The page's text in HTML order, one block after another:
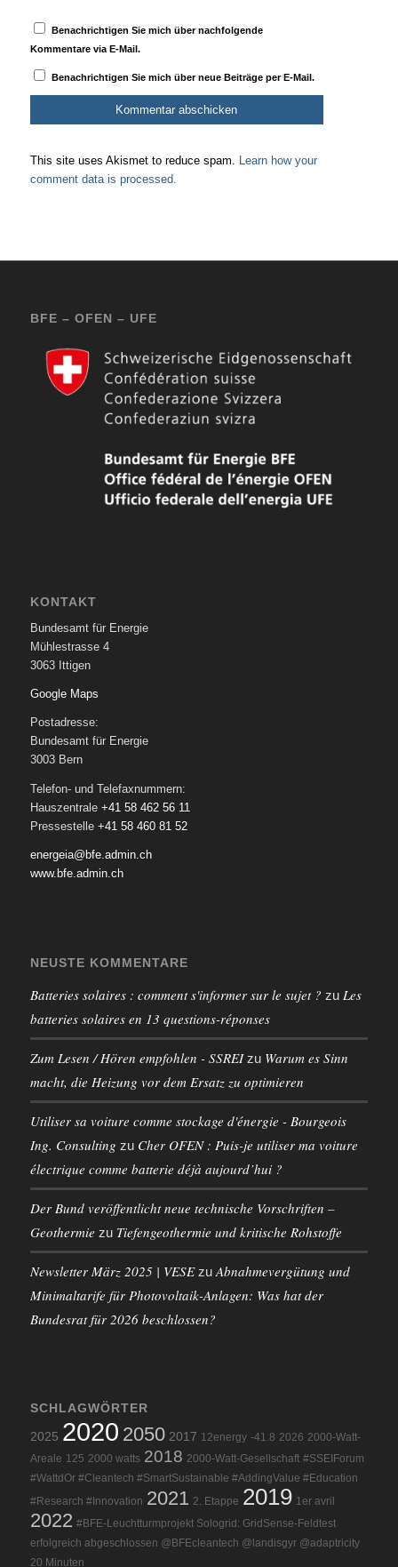
Benachrichtigen Sie mich über nachfolgende
Kommentare via E-Mail.
Benachrichtigen Sie mich über neue Beiträge per E-Mail.
This site uses Akismet to reduce spam. Learn how your
comment data is processed.
BFE – OFEN – UFE
KONTAKT
Bundesamt für Energie
Mühlestrasse 4
3063 Ittigen
Google Maps
Postadresse:
Bundesamt für Energie
3003 Bern
Telefon- und Telefaxnummern:
Hauszentrale +41 58 462 56 11
Pressestelle +41 58 460 81 52
energeia@bfe.admin.ch
www.bfe.admin.ch
NEUSTE KOMMENTARE
Batteries solaires : comment s'informer sur le sujet ? zu Les
batteries solaires en 13 questions-réponses
Zum Lesen / Hören empfohlen - SSREIzu Warum es Sinn
macht, die Heizung vor dem Ersatz zu optimieren
Utiliser sa voiture comme stockage d'énergie - Bourgeois
Ing. Consulting zu Cher OFEN : Puis-je utiliser ma voiture
électrique comme batterie déjà aujourd’hui ?
Der Bund veröffentlicht neue technische Vorschriften –
Geothermie zu Tiefengeothermie und kritische Rohstoffe
Newsletter März 2025 | VESEzu Abnahmevergütung und
Minimaltarife für Photovoltaik-Anlagen: Was hat der
Bundesrat für 2026 beschlossen?
SCHLAGWÖRTER
2025 2020 2050 2017 12energy -41.8 2026 2000-Watt-
Areale 125 2000 watts 2018 2000-Watt-Gesellschaft #SSEIForum
#WattdOr #Cleantech #SmartSustainable #AddingValue #Education
#Research #Innovation 2021 2. Etappe 2019 1er avril
2022 #BFE-Leuchtturmprojekt Sologrid: GridSense-Feldtest
erfolgreich abgeschlossen @BFEcleantech @landisgyr @adaptricity
20 Minuten